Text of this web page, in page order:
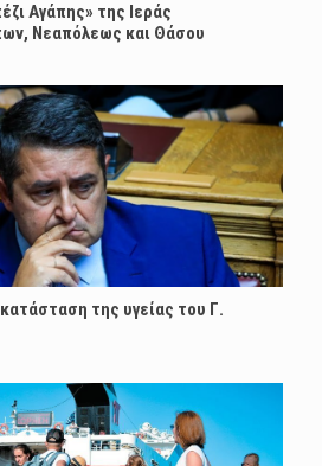
Αγάπης» της Ιεράς
Νεαπόλεως και Θάσου
της υγείας του Γ.